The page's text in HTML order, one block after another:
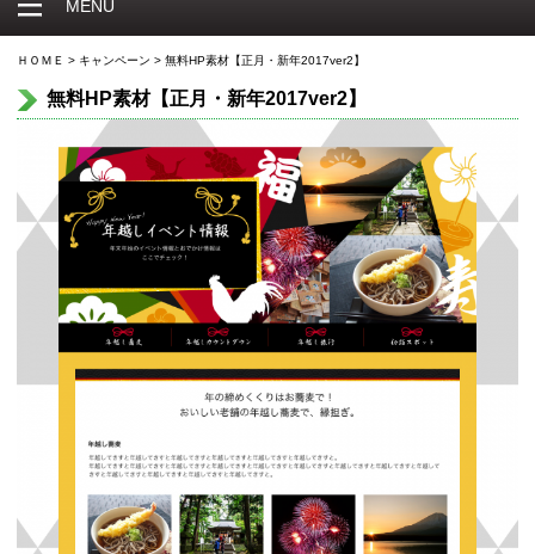
MENU
ＨＯＭＥ > キャンペーン > 無料HP素材【正月・新年2017ver2】
無料HP素材【正月・新年2017ver2】